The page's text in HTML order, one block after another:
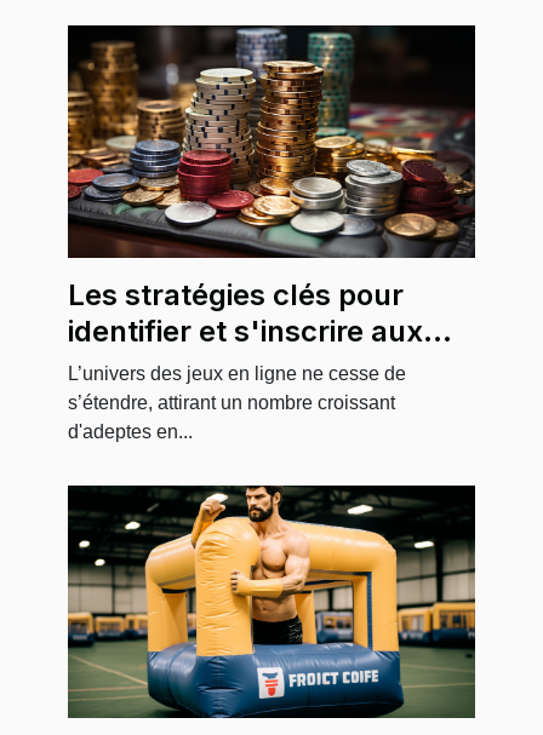
Les stratégies clés pour
identifier et s'inscrire aux
programmes d'affiliation de
jeux en ligne les plus
rentables
L’univers des jeux en ligne ne cesse de
s’étendre, attirant un nombre croissant
d'adeptes en...